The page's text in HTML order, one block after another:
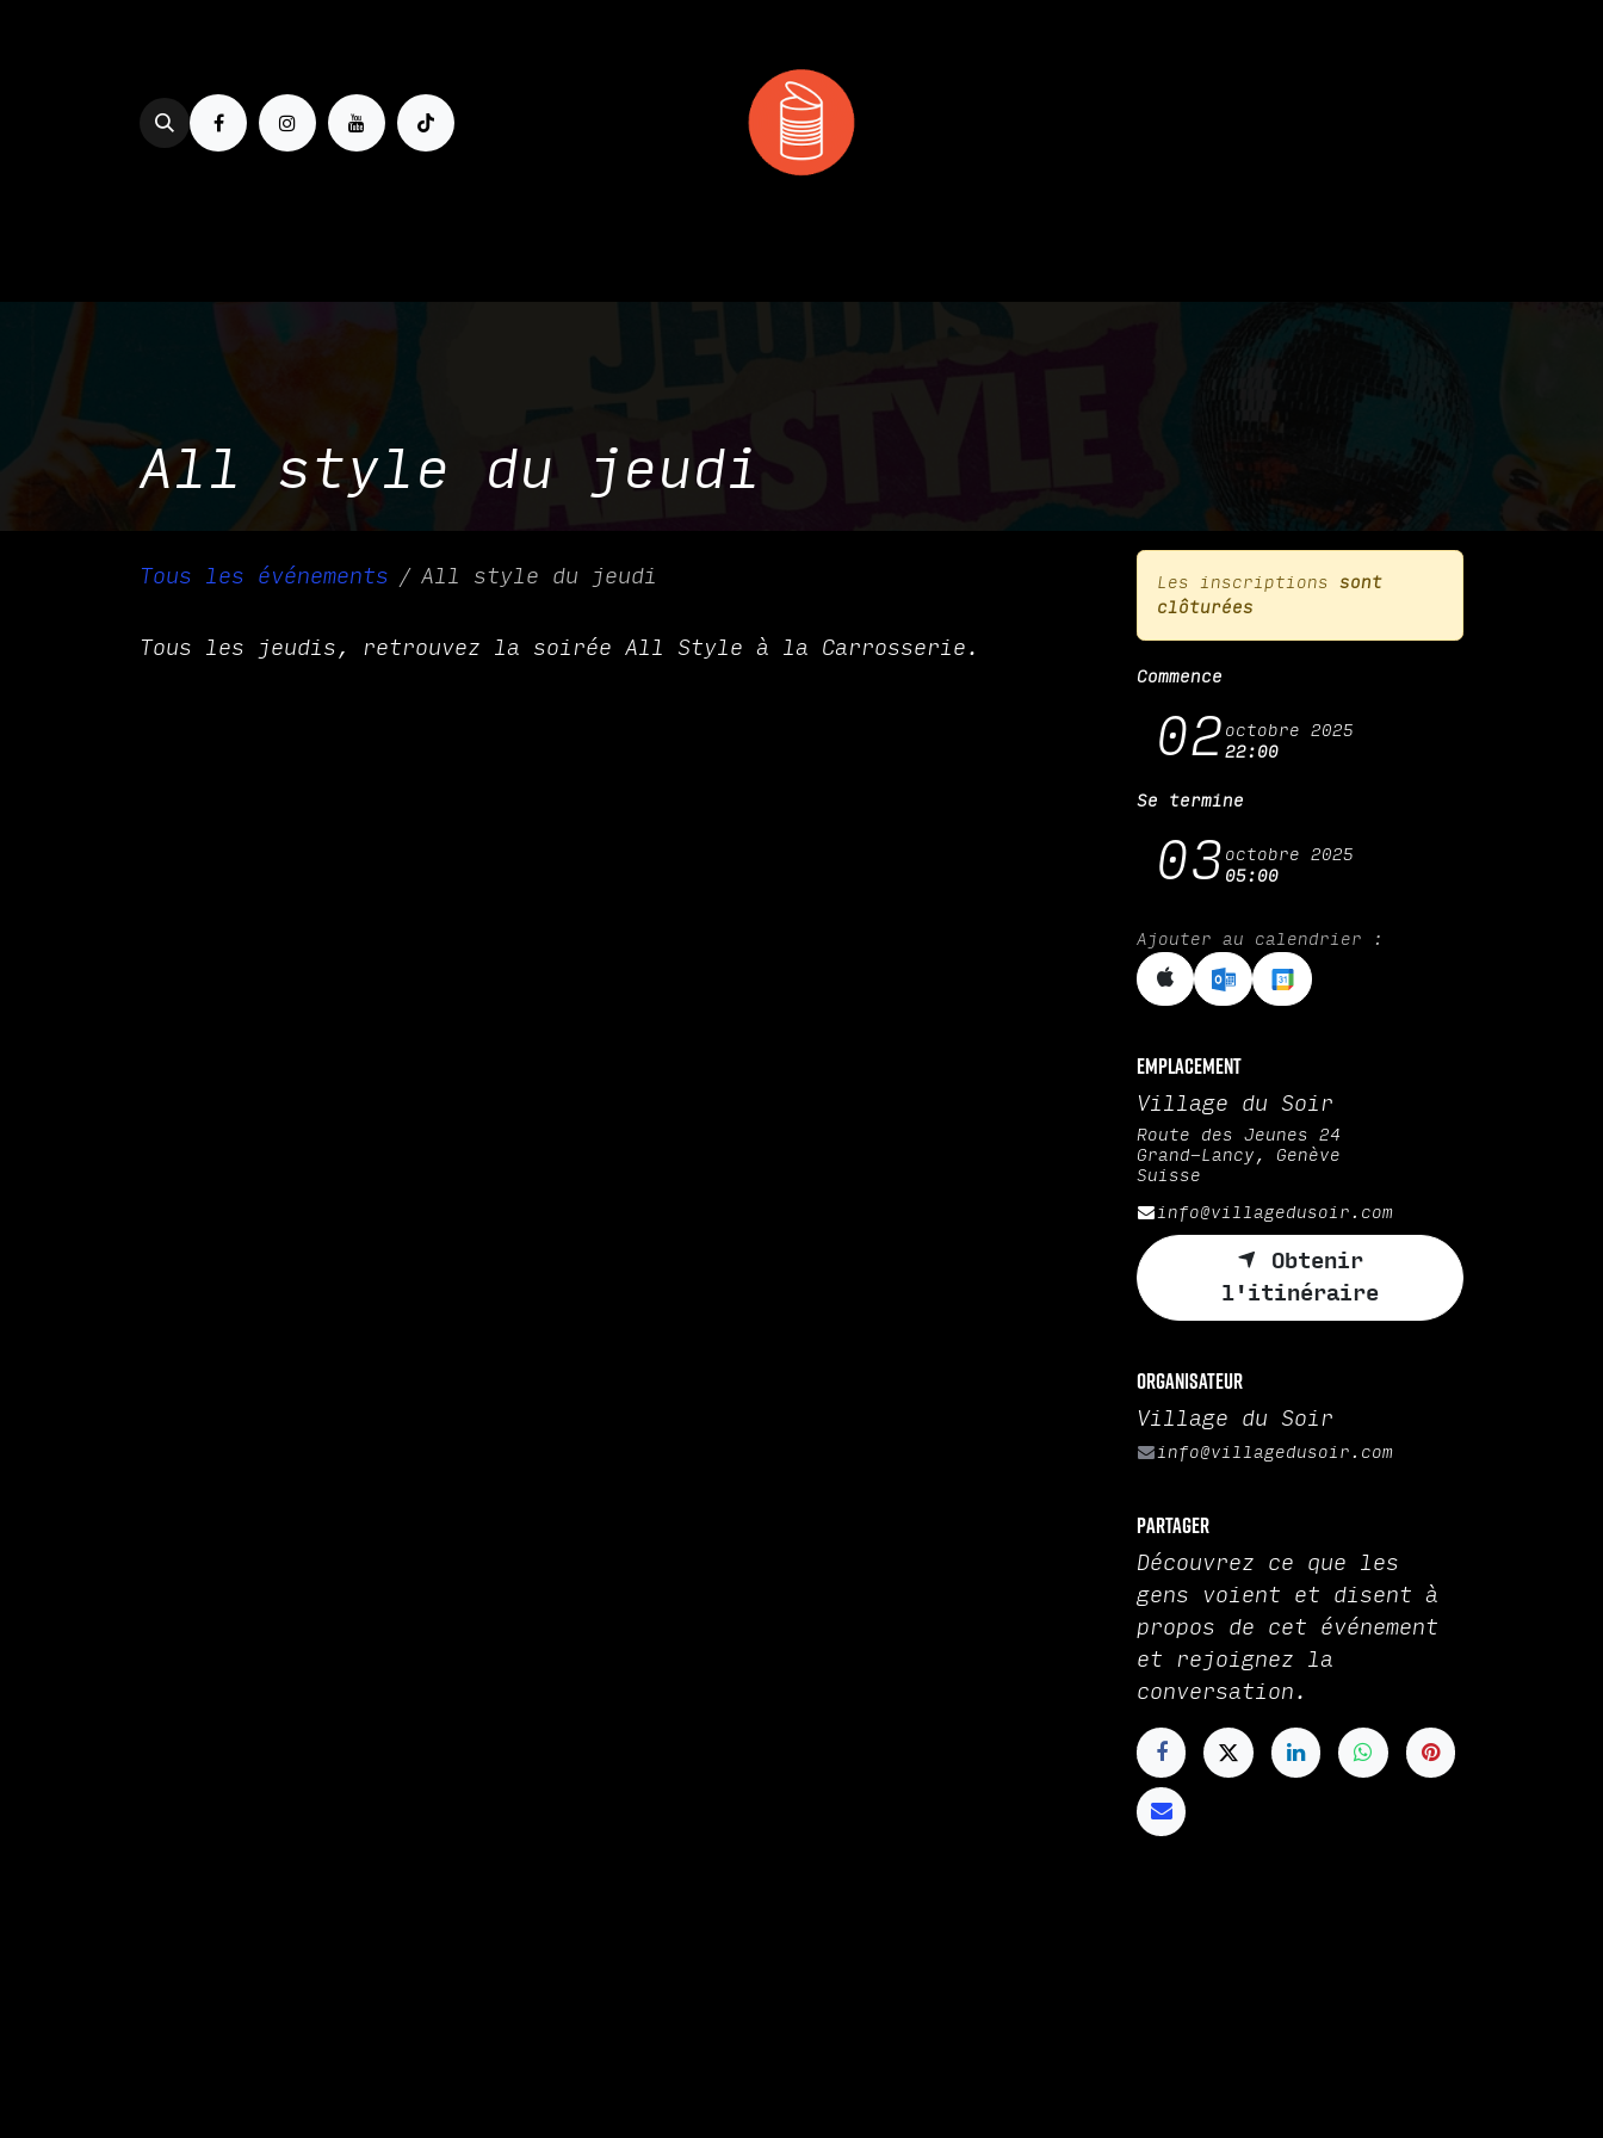
All style du jeudi
Tous les événements All style du jeudi
Tous les jeudis, retrouvez la soirée All Style à la Carrosserie.
Les inscriptions sont
clôturées
Commence
02 octobre 2025
22:00
Se termine
03 octobre 2025
05:00
Ajouter au calendrier :
Emplacement
Village du Soir
Route des Jeunes 24
Grand-Lancy, Genève
Suisse
info@villagedusoir.com
Obtenir
l'itinéraire
Organisateur
Village du Soir
info@villagedusoir.com
Partager
Découvrez ce que les
gens voient et disent à
propos de cet événement
et rejoignez la
conversation.